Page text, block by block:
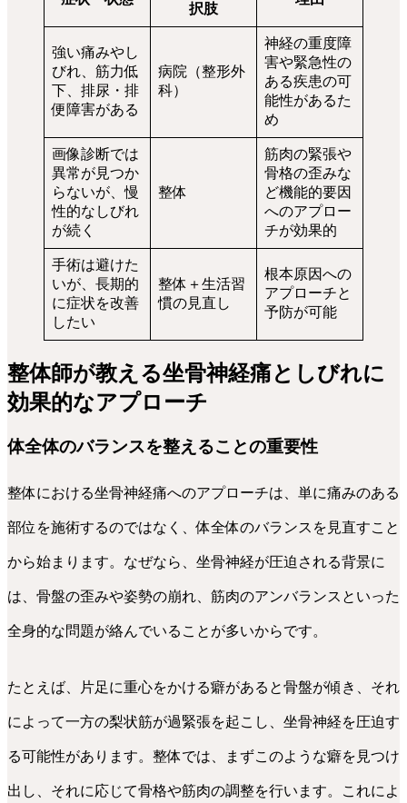
択肢
強い痛みやし
びれ、筋力低
下、排尿・排
便障害がある
病院（整形外
科）
神経の重度障
害や緊急性の
ある疾患の可
能性があるた
め
画像診断では
異常が見つか
らないが、慢
性的なしびれ
が続く
整体
筋肉の緊張や
骨格の歪みな
ど機能的要因
へのアプロー
チが効果的
手術は避けた
いが、長期的
に症状を改善
したい
整体＋生活習
慣の見直し
根本原因への
アプローチと
予防が可能
整体師が教える坐骨神経痛としびれに
効果的なアプローチ
体全体のバランスを整えることの重要性
整体における坐骨神経痛へのアプローチは、単に痛みのある
部位を施術するのではなく、体全体のバランスを見直すこと
から始まります。なぜなら、坐骨神経が圧迫される背景に
は、骨盤の歪みや姿勢の崩れ、筋肉のアンバランスといった
全身的な問題が絡んでいることが多いからです。
たとえば、片足に重心をかける癖があると骨盤が傾き、それ
によって一方の梨状筋が過緊張を起こし、坐骨神経を圧迫す
る可能性があります。整体では、まずこのような癖を見つけ
出し、それに応じて骨格や筋肉の調整を行います。これによ